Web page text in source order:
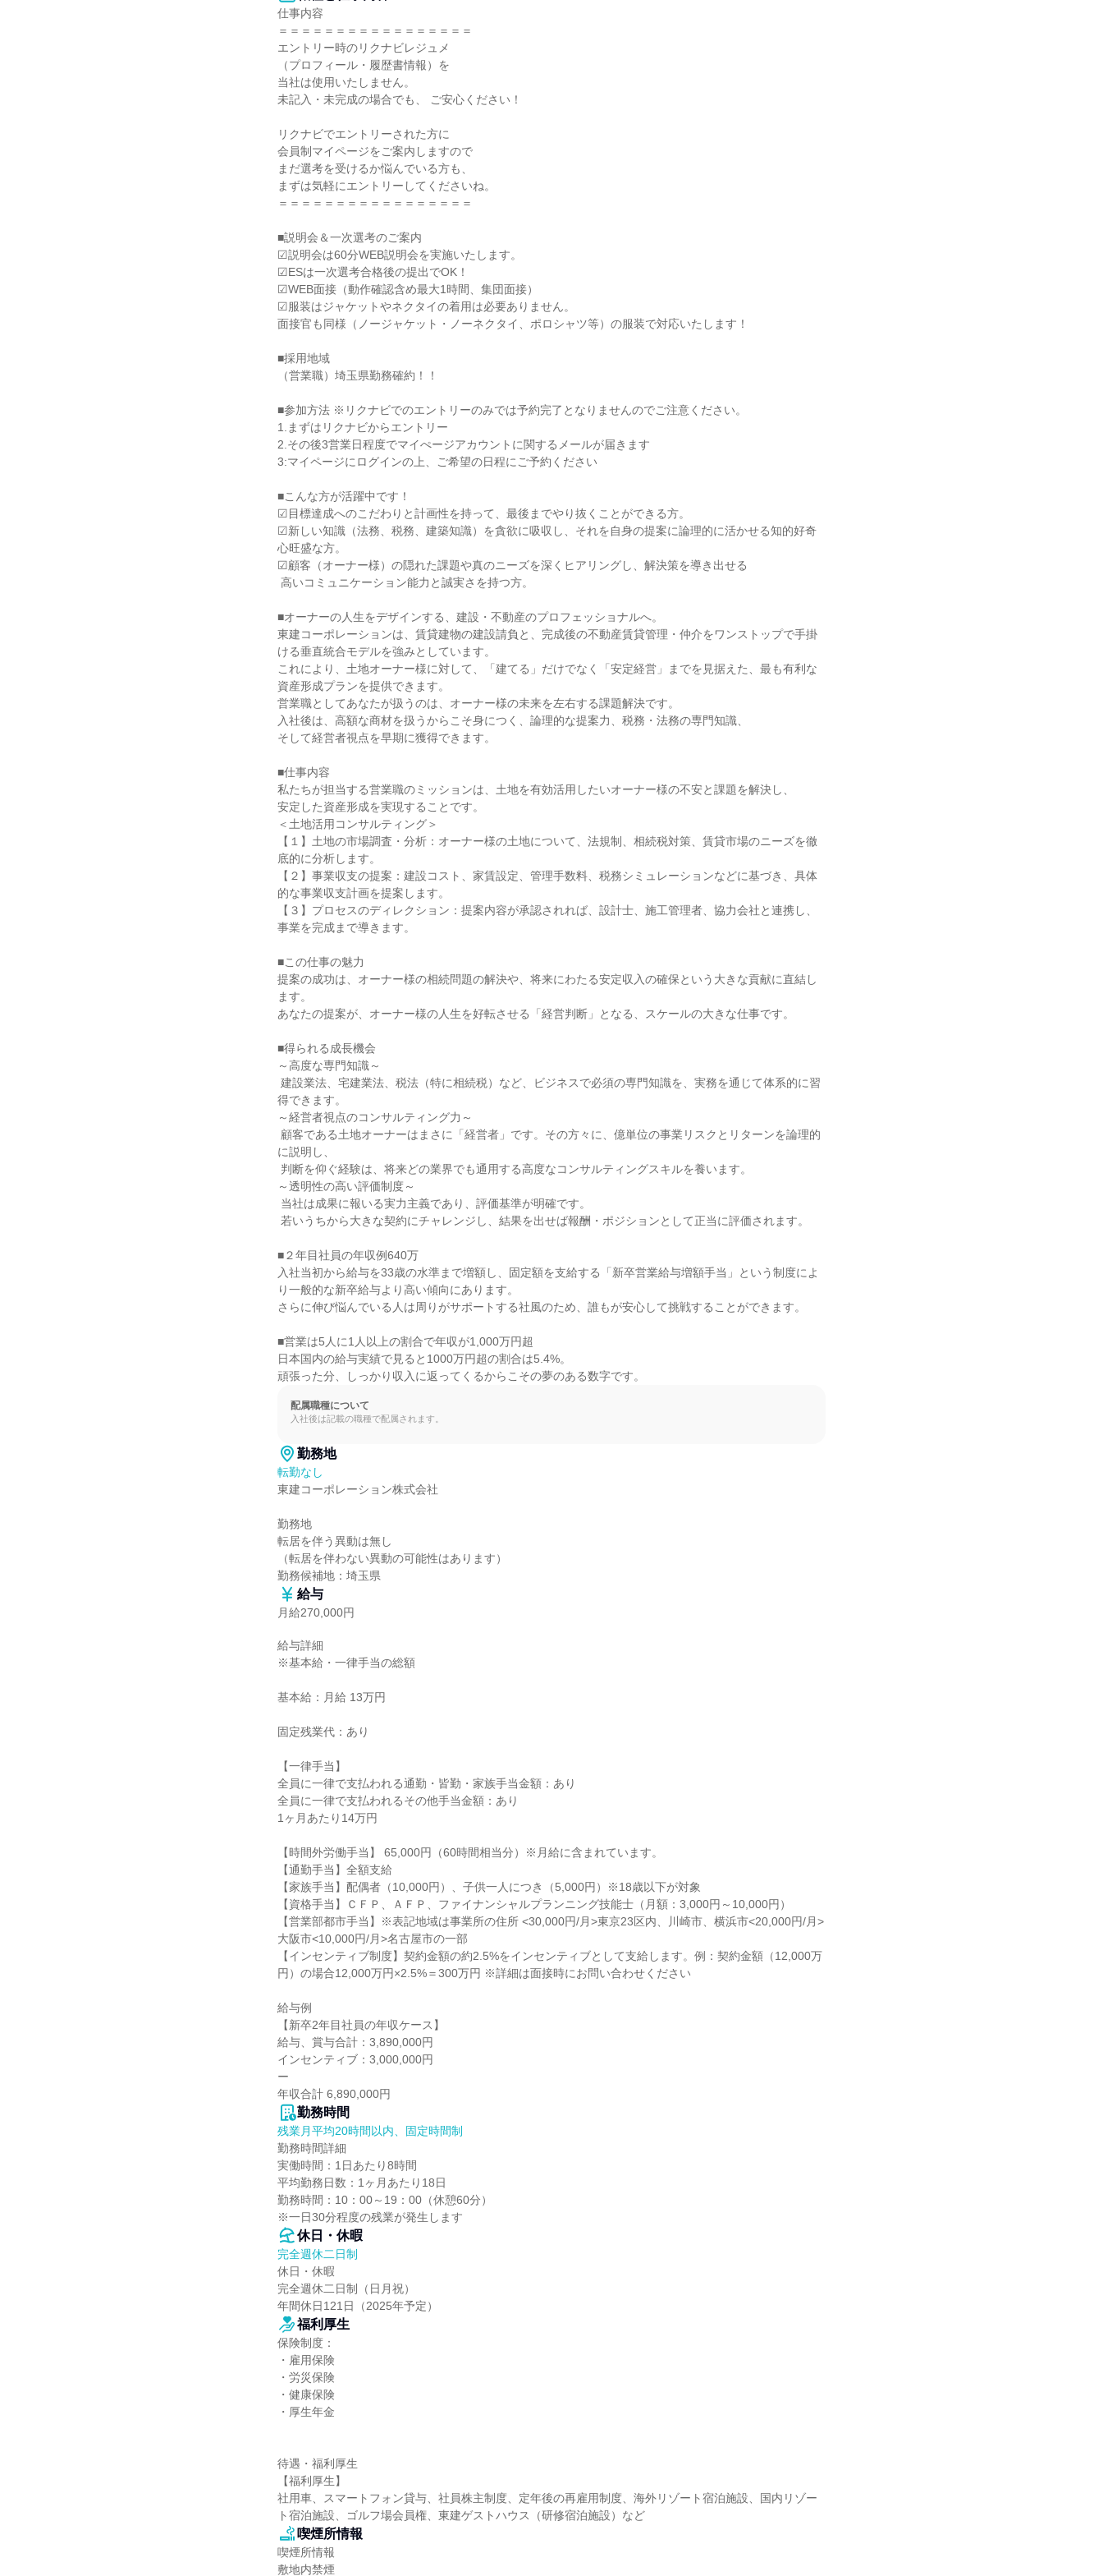
仕事内容
＝＝＝＝＝＝＝＝＝＝＝＝＝＝＝＝＝
エントリー時のリクナビレジュメ
（プロフィール・履歴書情報）を
当社は使用いたしません。
未記入・未完成の場合でも、 ご安心ください！
リクナビでエントリーされた方に
会員制マイページをご案内しますので
まだ選考を受けるか悩んでいる方も、
まずは気軽にエントリーしてくださいね。
＝＝＝＝＝＝＝＝＝＝＝＝＝＝＝＝＝
■説明会＆一次選考のご案内
☑説明会は60分WEB説明会を実施いたします。
☑ESは一次選考合格後の提出でOK！
☑WEB面接（動作確認含め最大1時間、集団面接）
☑服装はジャケットやネクタイの着用は必要ありません。
面接官も同様（ノージャケット・ノーネクタイ、ポロシャツ等）の服装で対応いたします！
■採用地域
（営業職）埼玉県勤務確約！！
■参加方法 ※リクナビでのエントリーのみでは予約完了となりませんのでご注意ください。
1.まずはリクナビからエントリー
2.その後3営業日程度でマイぺージアカウントに関するメールが届きます
3:マイページにログインの上、ご希望の日程にご予約ください
■こんな方が活躍中です！
☑目標達成へのこだわりと計画性を持って、最後までやり抜くことができる方。
☑新しい知識（法務、税務、建築知識）を貪欲に吸収し、それを自身の提案に論理的に活かせる知的好奇
心旺盛な方。
☑顧客（オーナー様）の隠れた課題や真のニーズを深くヒアリングし、解決策を導き出せる
■オーナーの人生をデザインする、建設・不動産のプロフェッショナルへ。
東建コーポレーションは、賃貸建物の建設請負と、完成後の不動産賃貸管理・仲介をワンストップで手掛
ける垂直統合モデルを強みとしています。
これにより、土地オーナー様に対して、「建てる」だけでなく「安定経営」までを見据えた、最も有利な
資産形成プランを提供できます。
営業職としてあなたが扱うのは、オーナー様の未来を左右する課題解決です。
入社後は、高額な商材を扱うからこそ身につく、論理的な提案力、税務・法務の専門知識、
そして経営者視点を早期に獲得できます。
■仕事内容
私たちが担当する営業職のミッションは、土地を有効活用したいオーナー様の不安と課題を解決し、
安定した資産形成を実現することです。
＜土地活用コンサルティング＞
【１】土地の市場調査・分析：オーナー様の土地について、法規制、相続税対策、賃貸市場のニーズを徹
底的に分析します。
【２】事業収支の提案：建設コスト、家賃設定、管理手数料、税務シミュレーションなどに基づき、具体
的な事業収支計画を提案します。
【３】プロセスのディレクション：提案内容が承認されれば、設計士、施工管理者、協力会社と連携し、
事業を完成まで導きます。
■この仕事の魅力
提案の成功は、オーナー様の相続問題の解決や、将来にわたる安定収入の確保という大きな貢献に直結し
ます。
あなたの提案が、オーナー様の人生を好転させる「経営判断」となる、スケールの大きな仕事です。
■得られる成長機会
～高度な専門知識～
得できます。
～経営者視点のコンサルティング力～
に説明し、
～透明性の高い評価制度～
■２年目社員の年収例640万
入社当初から給与を33歳の水準まで増額し、固定額を支給する「新卒営業給与増額手当」という制度によ
り一般的な新卒給与より高い傾向にあります。
さらに伸び悩んでいる人は周りがサポートする社風のため、誰もが安心して挑戦することができます。
■営業は5人に1人以上の割合で年収が1,000万円超
日本国内の給与実績で見ると1000万円超の割合は5.4%。
頑張った分、しっかり収入に返ってくるからこその夢のある数字です。
配属職種について
入社後は記載の職種で配属されます。
勤務地
転勤なし
東建コーポレーション株式会社
勤務地
転居を伴う異動は無し
（転居を伴わない異動の可能性はあります）
勤務候補地：埼玉県
給与
月給270,000円
給与詳細
※基本給・一律手当の総額
基本給：月給 13万円
固定残業代：あり
【一律手当】
全員に一律で支払われる通勤・皆勤・家族手当金額：あり
全員に一律で支払われるその他手当金額：あり
1ヶ月あたり14万円
【時間外労働手当】 65,000円（60時間相当分）※月給に含まれています。
【通勤手当】全額支給
【家族手当】配偶者（10,000円）、子供一人につき（5,000円）※18歳以下が対象
【資格手当】ＣＦＰ、ＡＦＰ、ファイナンシャルプランニング技能士（月額：3,000円～10,000円）
【営業部都市手当】※表記地域は事業所の住所 <30,000円/月>東京23区内、川崎市、横浜市<20,000円/月>
大阪市<10,000円/月>名古屋市の一部
【インセンティブ制度】契約金額の約2.5%をインセンティブとして支給します。例：契約金額（12,000万
円）の場合12,000万円×2.5%＝300万円 ※詳細は面接時にお問い合わせください
給与例
【新卒2年目社員の年収ケース】
給与、賞与合計：3,890,000円
インセンティブ：3,000,000円
ー
年収合計 6,890,000円
勤務時間
残業月平均20時間以内、固定時間制
勤務時間詳細
実働時間：1日あたり8時間
平均勤務日数：1ヶ月あたり18日
勤務時間：10：00～19：00（休憩60分）
※一日30分程度の残業が発生します
休日・休暇
完全週休二日制
休日・休暇
完全週休二日制（日月祝）
年間休日121日（2025年予定）
福利厚生
保険制度：
・雇用保険
・労災保険
・健康保険
・厚生年金
待遇・福利厚生
【福利厚生】
社用車、スマートフォン貸与、社員株主制度、定年後の再雇用制度、海外リゾート宿泊施設、国内リゾー
ト宿泊施設、ゴルフ場会員権、東建ゲストハウス（研修宿泊施設）など
喫煙所情報
喫煙所情報
敷地内禁煙